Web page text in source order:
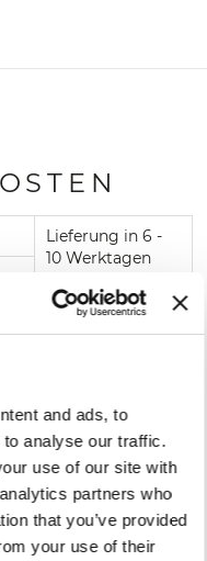
and ads, to
analyse our traffic.
use of our site with
partners who
that you’ve provided
your use of their
Lieferung in 6 -
10 Werktagen
Zahlungseingang
Volano-
können die
nach
Ihre Artikel